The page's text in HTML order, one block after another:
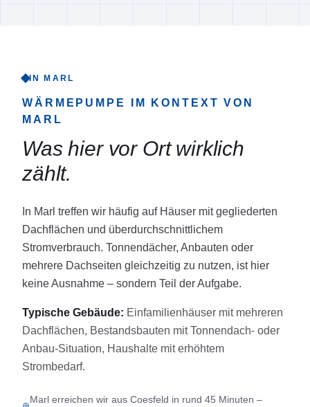
IN MARL
WÄRMEPUMPE
IM KONTEXT VON
MARL
Was hier vor Ort wirklich
zählt.
In Marl treffen wir häufig auf Häuser mit gegliederten
Dachflächen und überdurchschnittlichem
Stromverbrauch. Tonnendächer, Anbauten oder
mehrere Dachseiten gleichzeitig zu nutzen, ist hier
keine Ausnahme – sondern Teil der Aufgabe.
Typische Gebäude: Einfamilienhäuser mit mehreren
Dachflächen, Bestandsbauten mit Tonnendach- oder
Anbau-Situation, Haushalte mit erhöhtem
Strombedarf.
Marl erreichen wir aus Coesfeld in rund 45 Minuten –